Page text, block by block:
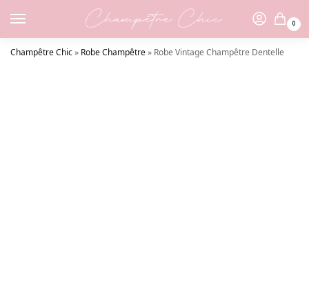
0
Champêtre Chic» Robe Champêtre» Robe Vintage Champêtre Dentelle